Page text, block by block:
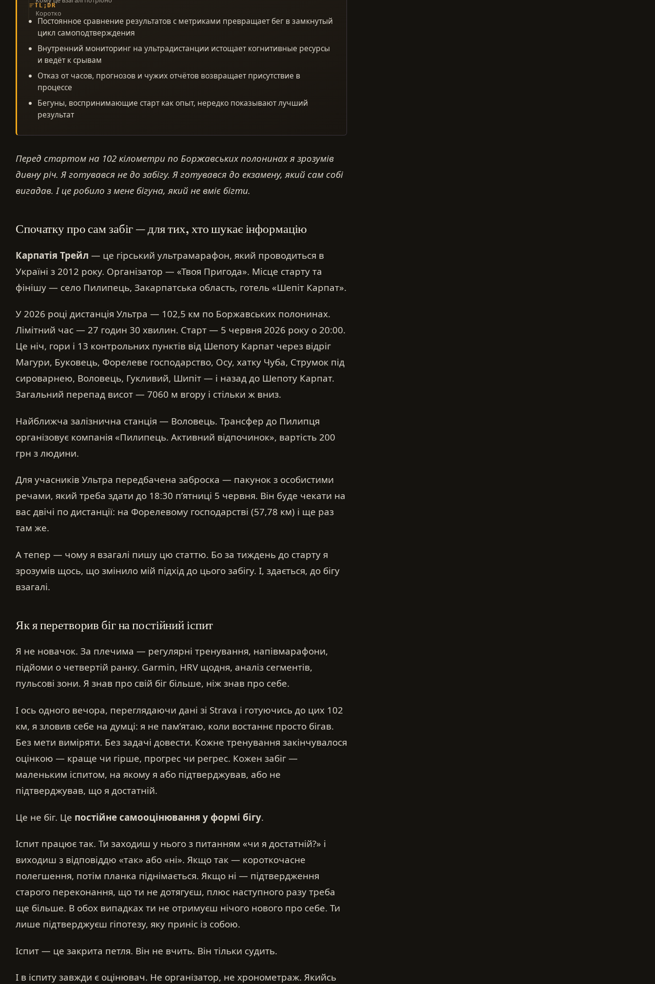
TL;DR
Постоянное сравнение результатов с метриками превращает бег в замкнутый
цикл самоподтверждения
Внутренний мониторинг на ультрадистанции истощает когнитивные ресурсы
и ведёт к срывам
Отказ от часов, прогнозов и чужих отчётов возвращает присутствие в
процессе
Бегуны, воспринимающие старт как опыт, нередко показывают лучший
результат
Перед стартом на 102 кілометри по Боржавських полонинах я зрозумів
дивну річ. Я готувався не до забігу. Я готувався до екзамену, який сам собі
вигадав. І це робило з мене бігуна, який не вміє бігти.
Спочатку про сам забіг — для тих, хто шукає інформацію
Карпатія Трейл — це гірський ультрамарафон, який проводиться в
Україні з 2012 року. Організатор — «Твоя Пригода». Місце старту та
фінішу — село Пилипець, Закарпатська область, готель «Шепіт Карпат».
У 2026 році дистанція Ультра — 102,5 км по Боржавських полонинах.
Лімітний час — 27 годин 30 хвилин. Старт — 5 червня 2026 року о 20:00.
Це ніч, гори і 13 контрольних пунктів від Шепоту Карпат через відріг
Магури, Буковець, Форелеве господарство, Осу, хатку Чуба, Струмок під
сироварнею, Воловець, Гукливий, Шипіт — і назад до Шепоту Карпат.
Загальний перепад висот — 7060 м вгору і стільки ж вниз.
Найближча залізнична станція — Воловець. Трансфер до Пилипця
організовує компанія «Пилипець. Активний відпочинок», вартість 200
грн з людини.
Для учасників Ультра передбачена заброска — пакунок з особистими
речами, який треба здати до 18:30 п’ятниці 5 червня. Він буде чекати на
вас двічі по дистанції: на Форелевому господарстві (57,78 км) і ще раз
там же.
А тепер — чому я взагалі пишу цю статтю. Бо за тиждень до старту я
зрозумів щось, що змінило мій підхід до цього забігу. І, здається, до бігу
взагалі.
Як я перетворив біг на постійний іспит
Я не новачок. За плечима — регулярні тренування, напівмарафони,
підйоми о четвертій ранку. Garmin, HRV щодня, аналіз сегментів,
пульсові зони. Я знав про свій біг більше, ніж знав про себе.
І ось одного вечора, переглядаючи дані зі Strava і готуючись до цих 102
км, я зловив себе на думці: я не пам’ятаю, коли востаннє просто бігав.
Без мети виміряти. Без задачі довести. Кожне тренування закінчувалося
оцінкою — краще чи гірше, прогрес чи регрес. Кожен забіг —
маленьким іспитом, на якому я або підтверджував, або не
підтверджував, що я достатній.
Це не біг. Це постійне самооцінювання у формі бігу.
Іспит працює так. Ти заходиш у нього з питанням «чи я достатній?» і
виходиш з відповіддю «так» або «ні». Якщо так — короткочасне
полегшення, потім планка піднімається. Якщо ні — підтвердження
старого переконання, що ти не дотягуєш, плюс наступного разу треба
ще більше. В обох випадках ти не отримуєш нічого нового про себе. Ти
лише підтверджуєш гіпотезу, яку приніс із собою.
Іспит — це закрита петля. Він не вчить. Він тільки судить.
І в іспиту завжди є оцінювач. Не організатор, не хронометраж. Якийсь
Коротко